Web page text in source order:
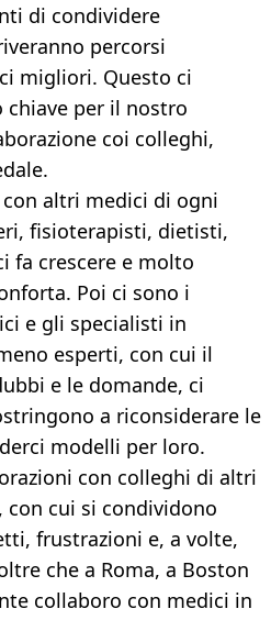
di condividere
percorsi
migliori. Questo ci
chiave per il nostro
coi colleghi,
altri medici di ogni
fisioterapisti, dietisti,
fa crescere e molto
Poi ci sono i
e gli specialisti in
esperti, con cui il
e le domande, ci
a riconsiderare le
modelli per loro.
con colleghi di altri
cui si condividono
frustrazioni e, a volte,
che a Roma, a Boston
collaboro con medici in